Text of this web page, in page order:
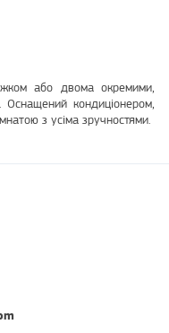
або двома окремими,
Оснащений кондиціонером,
з усіма зручностями.